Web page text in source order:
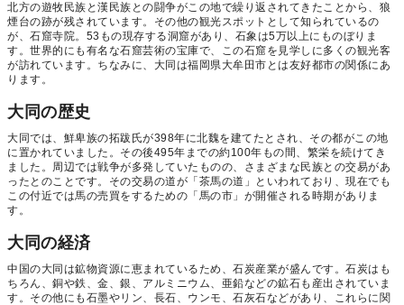
北方の遊牧民族と漢民族との闘争がこの地で繰り返されてきたことから、狼
煙台の跡が残されています。その他の観光スポットとして知られているの
が、石窟寺院。53もの現存する洞窟があり、石象は5万以上にものぼりま
す。世界的にも有名な石窟芸術の宝庫で、この石窟を見学しに多くの観光客
が訪れています。ちなみに、大同は福岡県大牟田市とは友好都市の関係にあ
ります。
大同の歴史
大同では、鮮卑族の拓跋氏が398年に北魏を建てたとされ、その都がこの地
に置かれていました。その後495年までの約100年もの間、繁栄を続けてき
ました。周辺では戦争が多発していたものの、さまざまな民族との交易があ
ったとのことです。その交易の道が「茶馬の道」といわれており、現在でも
この付近では馬の売買をするための「馬の市」が開催される時期がありま
す。
大同の経済
中国の大同は鉱物資源に恵まれているため、石炭産業が盛んです。石炭はも
ちろん、銅や鉄、金、銀、アルミニウム、亜鉛などの鉱石も産出されていま
す。その他にも石墨やリン、長石、ウンモ、石灰石などがあり、これらに関